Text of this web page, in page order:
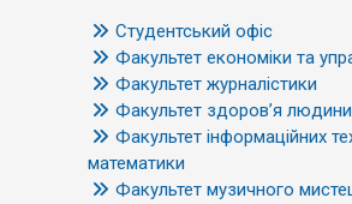
Студентський офіс
Факультет економіки та
Факультет журналістики
Факультет здоров’я людини
Факультет інформаційних
математики
Факультет музичного